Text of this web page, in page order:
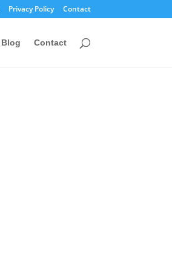
Privacy Policy Contact
Blog Contact